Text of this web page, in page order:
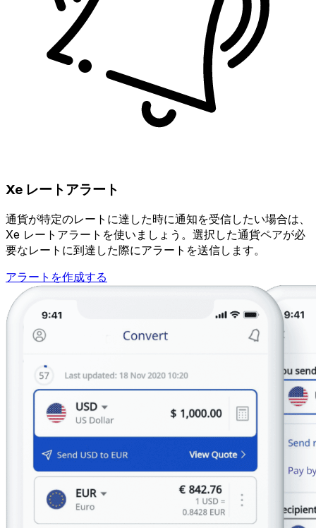
Xe レートアラート
通貨が特定のレートに達した時に通知を受信したい場合は、
Xe レートアラートを使いましょう。選択した通貨ペアが必
要なレートに到達した際にアラートを送信します。
アラートを作成する